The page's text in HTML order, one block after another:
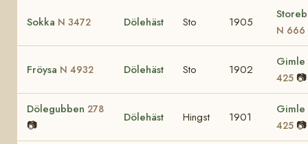
Sokka N 3472 Dölehäst Sto 1905
N 666
Fröysa N 4932 Dölehäst Sto 1902
Gimle
425 📷
Dölegubben 278
📷
Dölehäst Hingst 1901
Gimle
425 📷